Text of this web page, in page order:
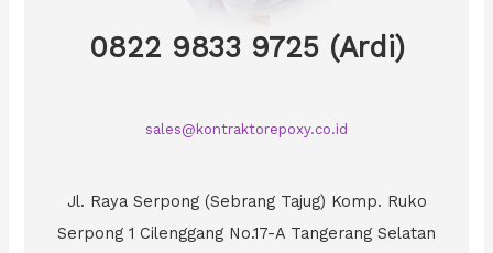
0822 9833 9725 (Ardi)
sales@kontraktorepoxy.co.id
Jl. Raya Serpong (Sebrang Tajug) Komp. Ruko
Serpong 1 Cilenggang No.17-A Tangerang Selatan